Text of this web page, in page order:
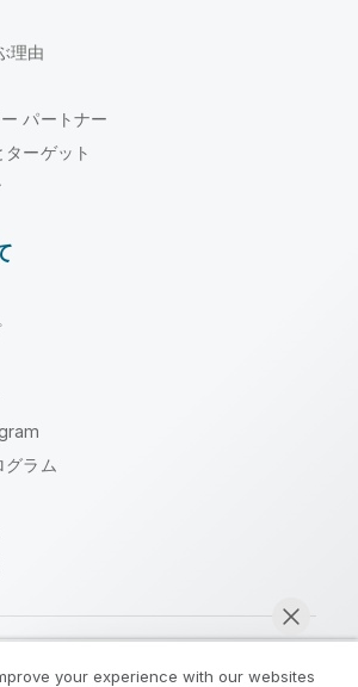
理由
パートナー
ーゲット
グラム
your experience with our websites